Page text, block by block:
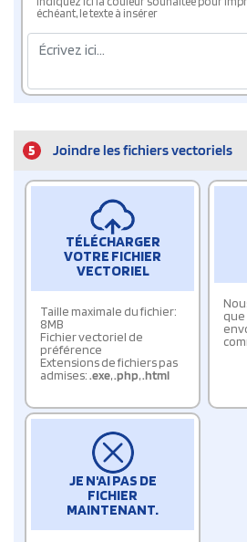
échéant, le texte à insérer
5 Joindre les fichiers vectoriels
TÉLÉCHARGER
VOTRE FICHIER
VECTORIEL
Taille maximale du fichier:
8MB
Fichier vectoriel de
préférence
Extensions de fichiers pas
admises:.exe,.php,.html
que
JE N'AI PAS DE
FICHIER
MAINTENANT.